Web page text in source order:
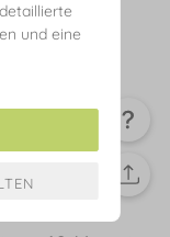
und eine